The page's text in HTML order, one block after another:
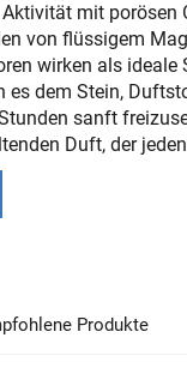
mit porösen
von flüssigem
wirken als ideale
es dem Stein,
sanft
Duft, der
Produkte